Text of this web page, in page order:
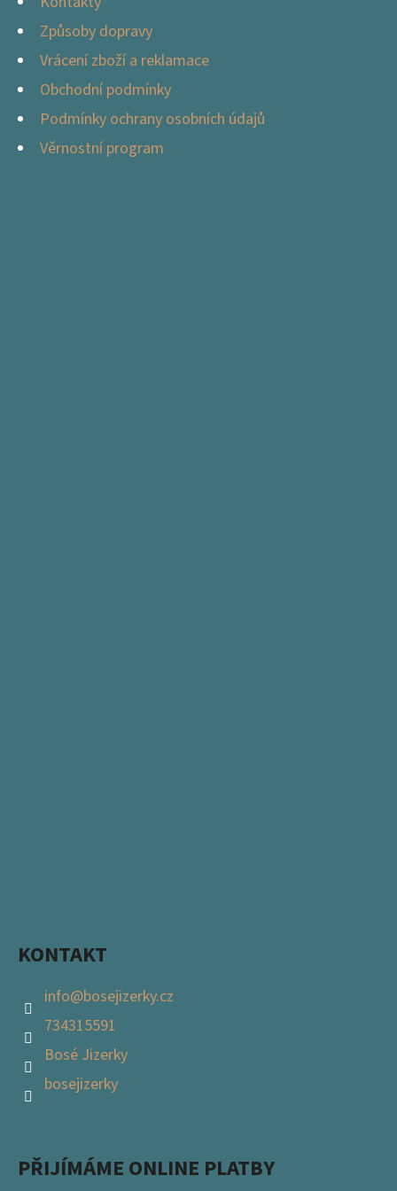
Způsoby dopravy
Vrácení zboží a reklamace
Obchodní podmínky
Podmínky ochrany osobních údajů
Věrnostní program
KONTAKT
info@bosejizerky.cz
734315591
Bosé Jizerky
bosejizerky
PŘIJÍMÁME ONLINE PLATBY